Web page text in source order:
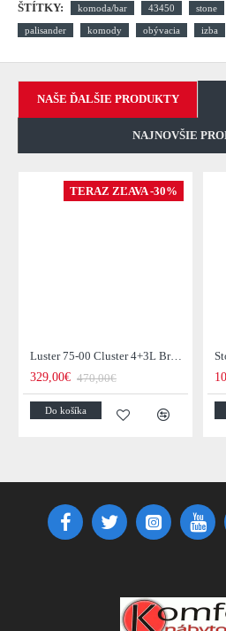
ŠTÍTKY: komoda/bar 43450 stone
palisander komody obývacia izba
NAŠE ĎALŠIE PRODUKTY
NAJNOVŠIE
TERAZ ZĽAVA -30%
Luster 75-00 Cluster 4+3L Brown + Jantar Glass
329,00€ 470,00€
Do košíka